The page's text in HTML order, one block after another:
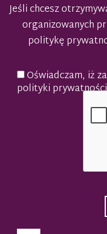
Jeśli chcesz
organizowanych
politykę
Oświadczam, iż
polityki prywatności